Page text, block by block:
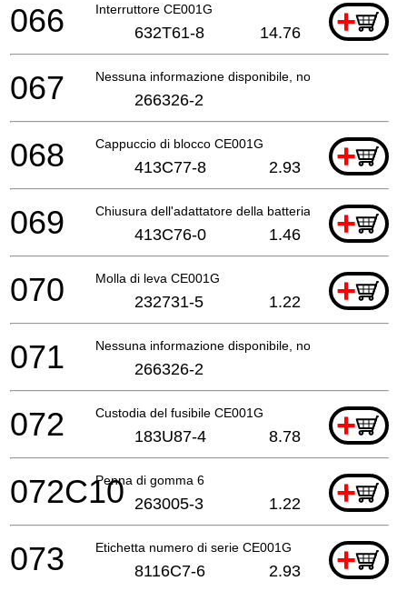
Interruttore CE001G +
066 632T61-8 14.76
Nessuna informazione disponibile, non ordinabile
067 266326-2
Cappuccio di blocco CE001G +
068 413C77-8 2.93
Chiusura dell'adattatore della batteria CE001G
+
069 413C76-0 1.46
Molla di leva CE001G +
070 232731-5 1.22
Nessuna informazione disponibile, non ordinabile
071 266326-2
Custodia del fusibile CE001G +
072 183U87-4 8.78
Penna di gomma 6 +
072C10 263005-3 1.22
Etichetta numero di serie CE001G +
073 8116C7-6 2.93